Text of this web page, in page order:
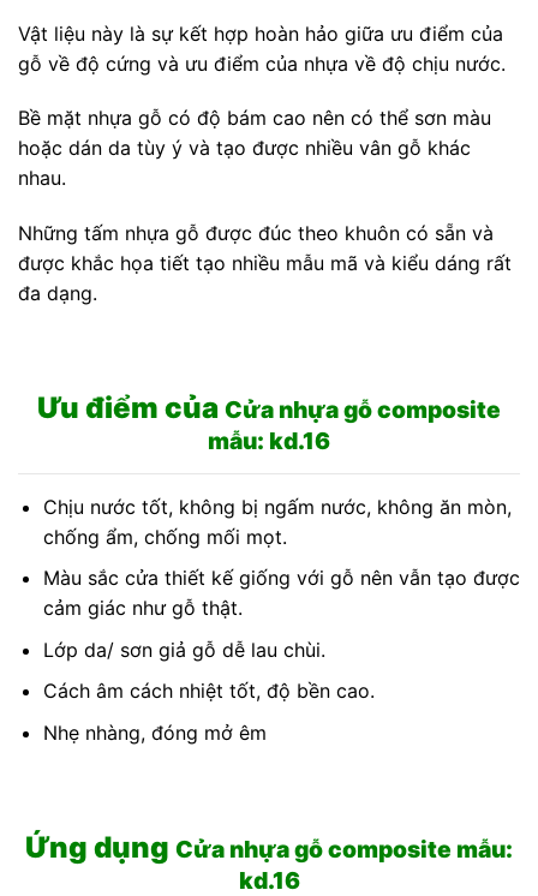
Vật liệu này là sự kết hợp hoàn hảo giữa ưu điểm của
gỗ về độ cứng và ưu điểm của nhựa về độ chịu nước.
Bề mặt nhựa gỗ có độ bám cao nên có thể sơn màu
hoặc dán da tùy ý và tạo được nhiều vân gỗ khác
nhau.
Những tấm nhựa gỗ được đúc theo khuôn có sẵn và
được khắc họa tiết tạo nhiều mẫu mã và kiểu dáng rất
đa dạng.
Ưu điểm của Cửa nhựa gỗ composite
mẫu: kd.16
Chịu nước tốt, không bị ngấm nước, không ăn mòn,
chống ẩm, chống mối mọt.
Màu sắc cửa thiết kế giống với gỗ nên vẫn tạo được
cảm giác như gỗ thật.
Lớp da/ sơn giả gỗ dễ lau chùi.
Cách âm cách nhiệt tốt, độ bền cao.
Nhẹ nhàng, đóng mở êm
Ứng dụng Cửa nhựa gỗ composite mẫu:
kd.16